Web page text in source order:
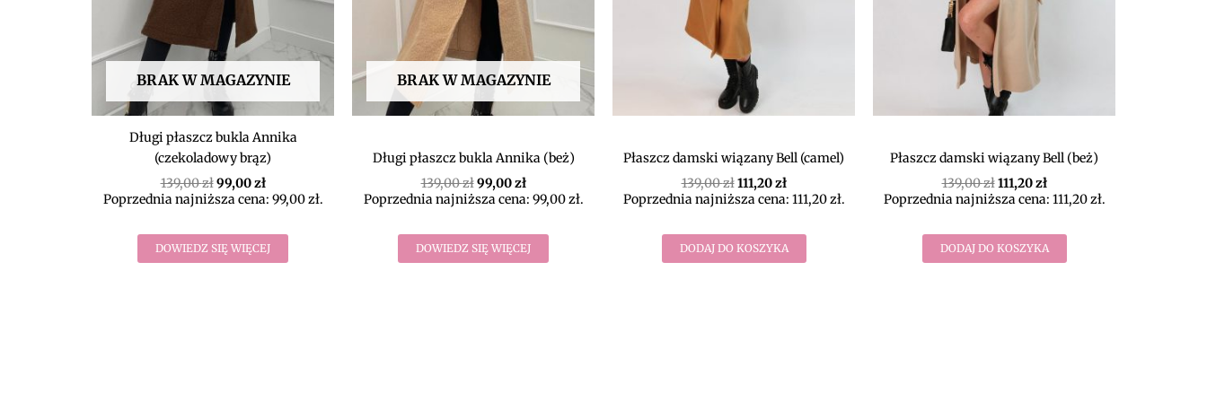
BRAK W MAGAZYNIE
Długi płaszcz bukla Annika
(czekoladowy brąz)
139,00zł99,00zł
Poprzednia najniższa cena: 99,00zł.
DOWIEDZ SIĘ WIĘCEJ
BRAK W MAGAZYNIE
Długi płaszcz bukla Annika (beż)
139,00zł99,00zł
Poprzednia najniższa cena: 99,00zł.
DOWIEDZ SIĘ WIĘCEJ
Płaszcz damski wiązany Bell (camel)
139,00zł111,20zł
Poprzednia najniższa cena: 111,20zł.
DODAJ DO KOSZYKA
Płaszcz damski wiązany Bell (beż)
139,00zł111,20zł
Poprzednia najniższa cena: 111,20zł.
DODAJ DO KOSZYKA